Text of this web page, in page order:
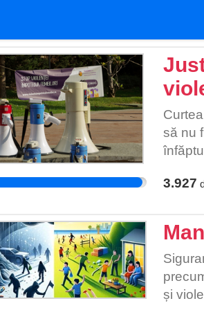
să nu
și e o
sunt
3.927
și